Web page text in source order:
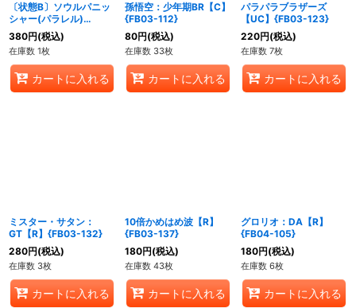
〔状態B〕ソウルパニッ
シャー(パラレル)
【UC☆】{FB05-116}
380円(税込)
在庫数 1枚
カートに入れる
孫悟空：少年期BR【C】
{FB03-112}
80円(税込)
在庫数 33枚
カートに入れる
パラパラブラザーズ
【UC】{FB03-123}
220円(税込)
在庫数 7枚
カートに入れる
ミスター・サタン：
GT【R】{FB03-132}
280円(税込)
在庫数 3枚
カートに入れる
10倍かめはめ波【R】
{FB03-137}
180円(税込)
在庫数 43枚
カートに入れる
グロリオ：DA【R】
{FB04-105}
180円(税込)
在庫数 6枚
カートに入れる